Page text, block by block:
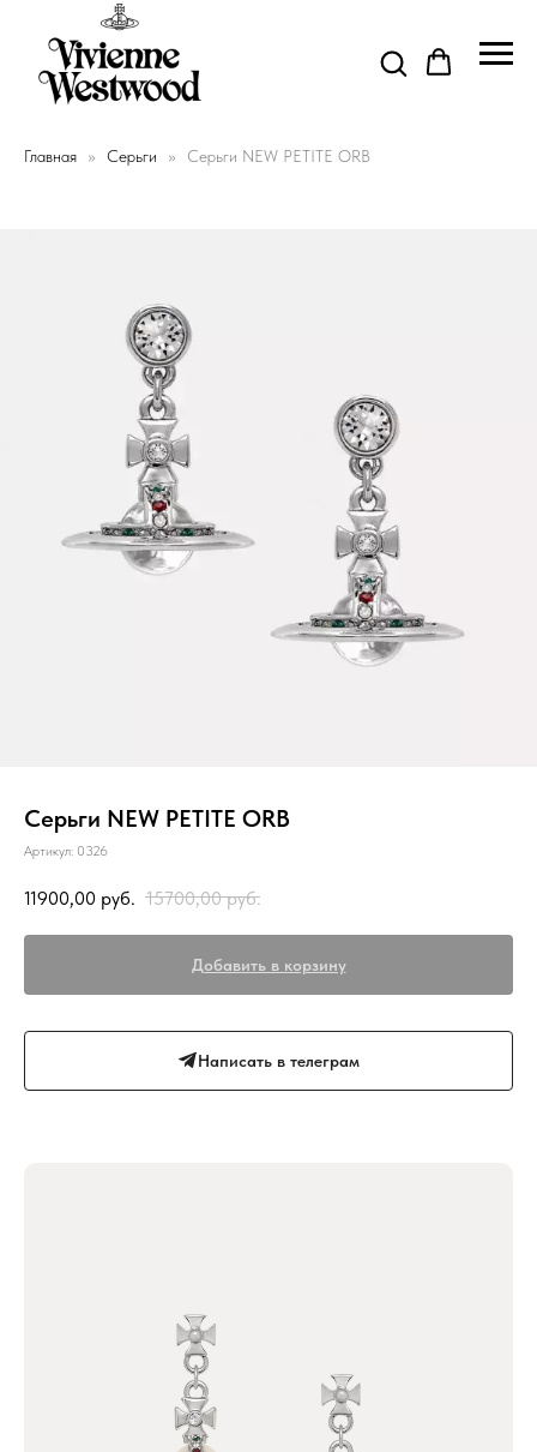
Главная Серьги Серьги NEW PETITE ORB
Серьги NEW PETITE ORB
Артикул: 0326
11900,00 руб. 15700,00 руб.
Добавить в корзину
Написать в телеграм